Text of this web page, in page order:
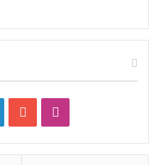
LinkedinYouTube